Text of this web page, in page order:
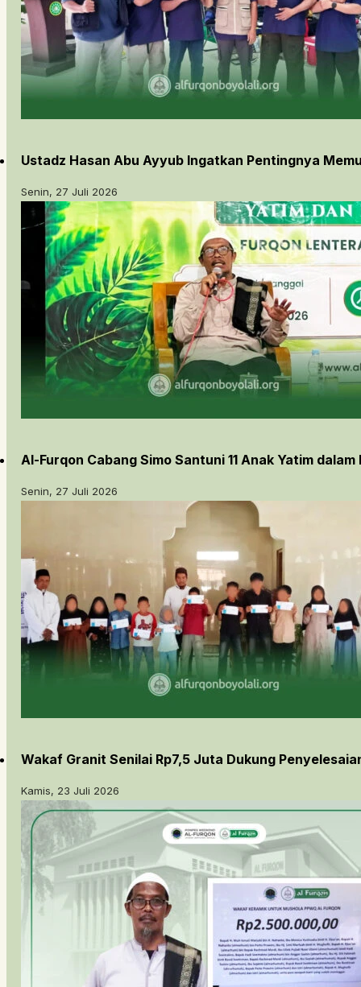
Ustadz Hasan Abu Ayyub Ingatkan Pentingnya
Senin, 27 Juli 2026
Al-Furqon Cabang Simo Santuni 11 Anak Yatim
Senin, 27 Juli 2026
Wakaf Granit Senilai Rp7,5 Juta Dukung
Kamis, 23 Juli 2026